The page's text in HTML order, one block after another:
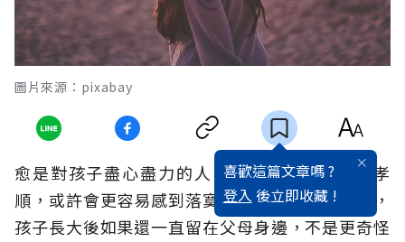
圖片來源：pixabay
喜歡這篇文章嗎 ?
登入 後立即收藏 !
愈是對孩子盡心盡力的人，只要孩子不如預期孝
順，或許會更容易感到落寞和後悔。不過相反的，
孩子長大後如果還一直留在父母身邊，不是更奇怪